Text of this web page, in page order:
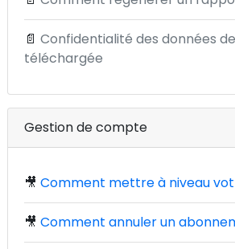
📄 Confidentialité des données
téléchargée
Gestion de compte
🎥 Comment mettre à niveau
🎥 Comment annuler un